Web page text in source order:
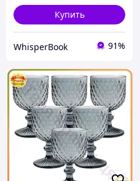
Купить
WhisperBook 91%